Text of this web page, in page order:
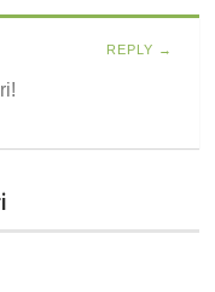
REPLY →